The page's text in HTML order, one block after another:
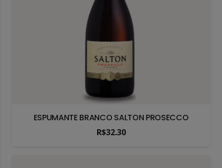
ESPUMANTE BRANCO SALTON PROSECCO
R$32.30